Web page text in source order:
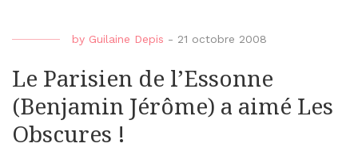
by Guilaine Depis - 21 octobre 2008
Le Parisien de l’Essonne
(Benjamin Jérôme) a aimé Les
Obscures !